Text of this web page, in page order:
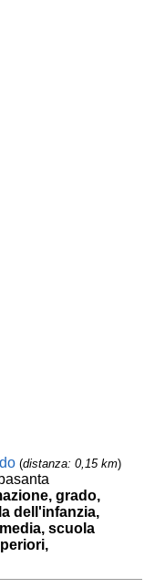
(distanza: 0,15 km)
grado,
dell'infanzia,
scuola